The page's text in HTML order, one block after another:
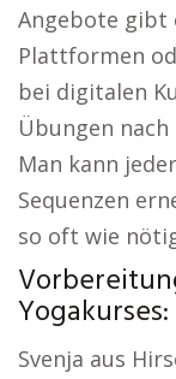
Angebote gibt
Plattformen
bei digitalen
Übungen
Man kann
Sequenzen
so oft wie
Yogakurses:
Svenja aus